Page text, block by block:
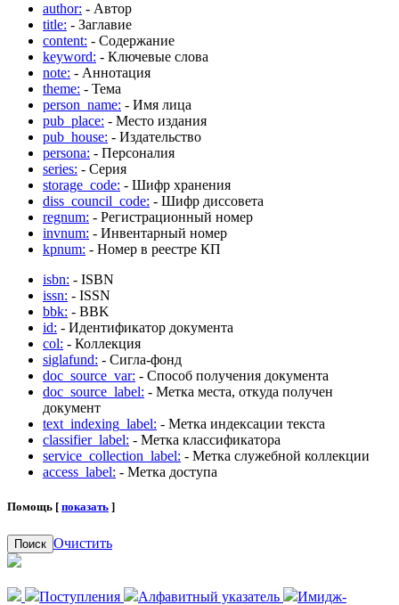
author: - Автор
title: - Заглавие
content: - Содержание
keyword: - Ключевые слова
note: - Аннотация
theme: - Тема
person_name: - Имя лица
pub_place: - Место издания
pub_house: - Издательство
persona: - Персоналия
series: - Серия
storage_code: - Шифр хранения
diss_council_code: - Шифр диссовета
regnum: - Регистрационный номер
invnum: - Инвентарный номер
kpnum: - Номер в реестре КП
isbn: - ISBN
issn: - ISSN
bbk: - BBK
id: - Идентификатор документа
col: - Коллекция
siglafund: - Сигла-фонд
doc_source_var: - Способ получения документа
doc_source_label: - Метка места, откуда получен
документ
text_indexing_label: - Метка индексации текста
classifier_label: - Метка классификатора
service_collection_label: - Метка служебной коллекции
access_label: - Метка доступа
Помощь [ показать ]
Поиск Очистить
Поступления Алфавитный указатель
Имидж-